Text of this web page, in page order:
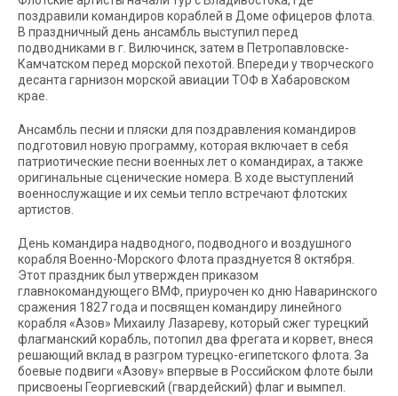
поздравили командиров кораблей в Доме офицеров флота.
В праздничный день ансамбль выступил перед
подводниками в г. Вилючинск, затем в Петропавловске-
Камчатском перед морской пехотой. Впереди у творческого
десанта гарнизон морской авиации ТОФ в Хабаровском
крае.
Ансамбль песни и пляски для поздравления командиров
подготовил новую программу, которая включает в себя
патриотические песни военных лет о командирах, а также
оригинальные сценические номера. В ходе выступлений
военнослужащие и их семьи тепло встречают флотских
артистов.
День командира надводного, подводного и воздушного
корабля Военно-Морского Флота празднуется 8 октября.
Этот праздник был утвержден приказом
главнокомандующего ВМФ, приурочен ко дню Наваринского
сражения 1827 года и посвящен командиру линейного
корабля «Азов» Михаилу Лазареву, который сжег турецкий
флагманский корабль, потопил два фрегата и корвет, внеся
решающий вклад в разгром турецко-египетского флота. За
боевые подвиги «Азову» впервые в Российском флоте были
присвоены Георгиевский (гвардейский) флаг и вымпел.